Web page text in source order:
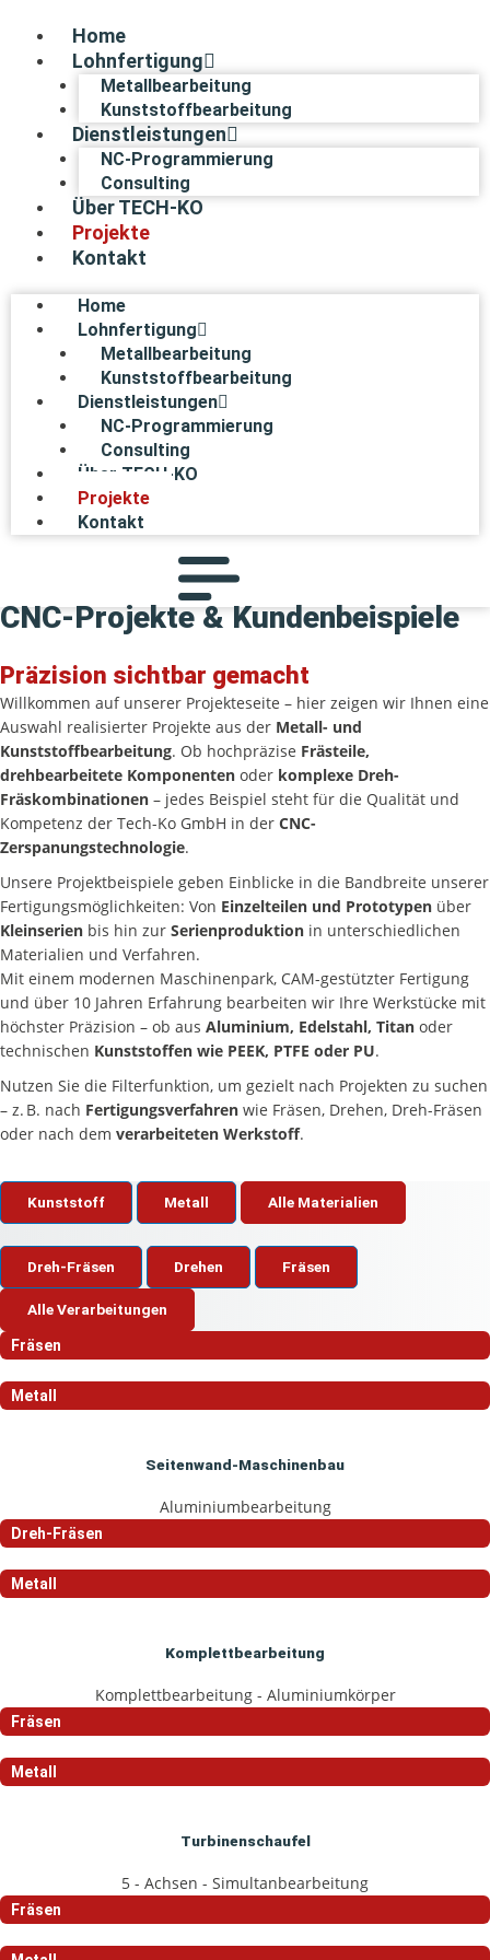
Inhalt
springen
Home
Lohnfertigung
Metallbearbeitung
Kunststoffbearbeitung
Dienstleistungen
NC-Programmierung
Consulting
Über TECH-KO
Projekte
Kontakt
Home
Lohnfertigung
Metallbearbeitung
Kunststoffbearbeitung
Dienstleistungen
NC-Programmierung
Consulting
Über TECH-KO
Projekte
Kontakt
CNC-Projekte & Kundenbeispiele
Präzision sichtbar gemacht
Willkommen auf unserer Projekteseite – hier zeigen wir Ihnen eine
Auswahl realisierter Projekte aus der Metall- und
Kunststoffbearbeitung. Ob hochpräzise Frästeile,
drehbearbeitete Komponenten oder komplexe Dreh-
Fräskombinationen – jedes Beispiel steht für die Qualität und
Kompetenz der Tech-Ko GmbH in der CNC-
Zerspanungstechnologie.
Unsere Projektbeispiele geben Einblicke in die Bandbreite unserer
Fertigungsmöglichkeiten: Von Einzelteilen und Prototypen über
Kleinserien bis hin zur Serienproduktion in unterschiedlichen
Materialien und Verfahren.
Mit einem modernen Maschinenpark, CAM-gestützter Fertigung
und über 10 Jahren Erfahrung bearbeiten wir Ihre Werkstücke mit
höchster Präzision – ob aus Aluminium, Edelstahl, Titan oder
technischen Kunststoffen wie PEEK, PTFE oder PU.
Nutzen Sie die Filterfunktion, um gezielt nach Projekten zu suchen
– z. B. nach Fertigungsverfahren wie Fräsen, Drehen, Dreh-Fräsen
oder nach dem verarbeiteten Werkstoff.
Kunststoff Metall Alle Materialien
Dreh-Fräsen Drehen Fräsen
Alle Verarbeitungen
Fräsen
Metall
Seitenwand-Maschinenbau
Aluminiumbearbeitung
Dreh-Fräsen
Metall
Komplettbearbeitung
Komplettbearbeitung - Aluminiumkörper
Fräsen
Metall
Turbinenschaufel
5 - Achsen - Simultanbearbeitung
Fräsen